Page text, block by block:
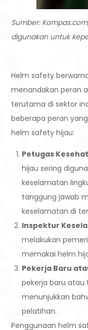
Sumber:
digunakan untuk
Helm safety
menandakan peran
terutama di sektor
beberapa peran
helm safety hijau:
Petugas
hijau sering
keselamatan
tanggung jawab
keselamatan di
Inspektur
melakukan
memakai helm
Pekerja Baru
pekerja baru atau
menunjukkan
pelatihan.
Penggunaan helm